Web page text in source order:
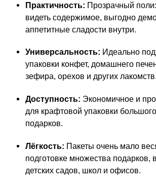
Практичность: Прозрачный
видеть содержимое, выгодно
аппетитные сладости внутри.
Универсальность: Идеально
упаковки конфет, домашнего
зефира, орехов и других лакомств.
Доступность: Экономичное и
для крафтовой упаковки
подарков.
Лёгкость: Пакеты очень мало
подготовке множества подарков,
детских садов, школ и офисов.